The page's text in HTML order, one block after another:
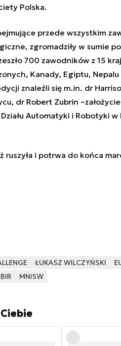
Polska.
przede wszystkim
zgromadziły w sumie
700 zawodników z 15
Kanady, Egiptu,
znaleźli się m.in. dr
dr Robert Zubrin
Automatyki i Robotyki
ruszyła i potrwa do końca
ŁUKASZ WILCZYŃSKI
MNISW